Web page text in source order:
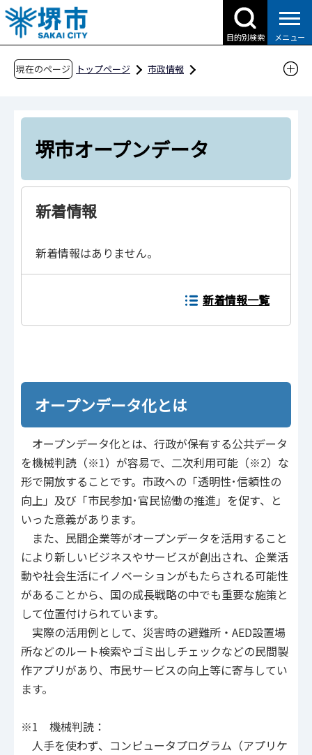
こ
の
ペ
目的別検索 メニュー
現在のページ トップページ
市政情報
堺市オープンデータ
新着情報
新着情報はありません。
新着情報一覧
オープンデータ化とは
オープンデータ化とは、行政が保有する公共データ
を機械判読（※1）が容易で、二次利用可能（※2）な
形で開放することです。市政への「透明性･信頼性の
向上」及び「市民参加･官民協働の推進」を促す、と
いった意義があります。
また、民間企業等がオープンデータを活用すること
により新しいビジネスやサービスが創出され、企業活
動や社会生活にイノベーションがもたらされる可能性
があることから、国の成長戦略の中でも重要な施策と
して位置付けられています。
実際の活用例として、災害時の避難所・AED設置場
所などのルート検索やゴミ出しチェックなどの民間製
作アプリがあり、市民サービスの向上等に寄与してい
ます。
※1 機械判読：
人手を使わず、コンピュータプログラム（アプリケ